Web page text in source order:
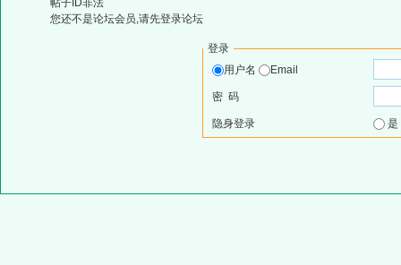
帖子ID非法
您还不是论坛会员,请先登录论坛
登录
用户名
Email
密 码
隐身登录